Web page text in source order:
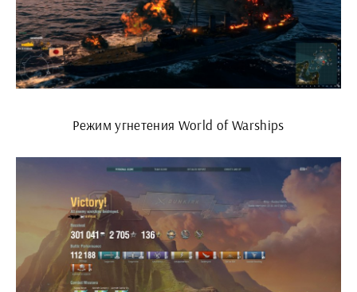
Режим угнетения World of Warships